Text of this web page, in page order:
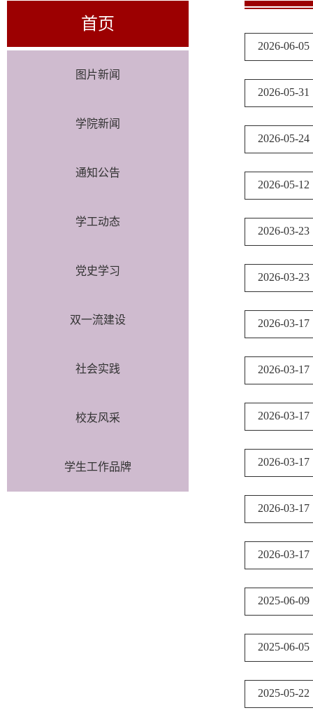
首页
图片新闻
学院新闻
通知公告
学工动态
党史学习
双一流建设
社会实践
校友风采
学生工作品牌
2026-06-05
2026-05-31
2026-05-24
2026-05-12
2026-03-23
2026-03-23
2026-03-17
2026-03-17
2026-03-17
2026-03-17
2026-03-17
2026-03-17
2025-06-09
2025-06-05
2025-05-22